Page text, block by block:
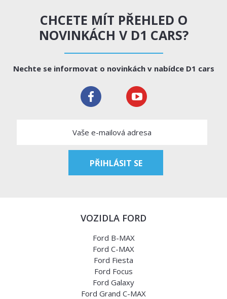
CHCETE MÍT PŘEHLED O
NOVINKÁCH V D1 CARS?
Nechte se informovat o novinkách v nabídce D1 cars
VOZIDLA FORD
Ford B-MAX
Ford C-MAX
Ford Fiesta
Ford Focus
Ford Galaxy
Ford Grand C-MAX